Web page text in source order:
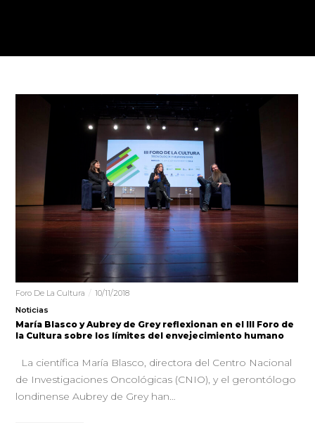
Foro De La Cultura
10/11/2018
Noticias
María Blasco y Aubrey de Grey reflexionan en el III Foro de
la Cultura sobre los límites del envejecimiento humano
La científica María Blasco, directora del Centro Nacional
de Investigaciones Oncológicas (CNIO), y el gerontólogo
londinense Aubrey de Grey han…